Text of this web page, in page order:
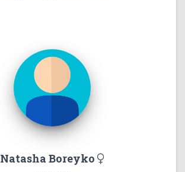
Natasha Boreyko